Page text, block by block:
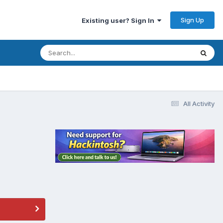
Existing user? Sign In Sign Up
All Activity